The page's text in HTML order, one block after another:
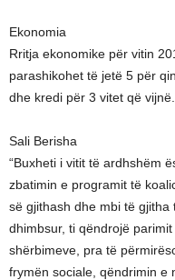
Ekonomia
Rritja ekonomike për vitin
parashikohet të jetë 5 për
dhe kredi për 3 vitet që vijnë.
Sali Berisha
“Buxheti i vitit të ardhshëm
zbatimin e programit të
së gjithash dhe mbi të
dhimbsur, ti qëndrojë
shërbimeve, pra të
frymën sociale, qëndrimin e